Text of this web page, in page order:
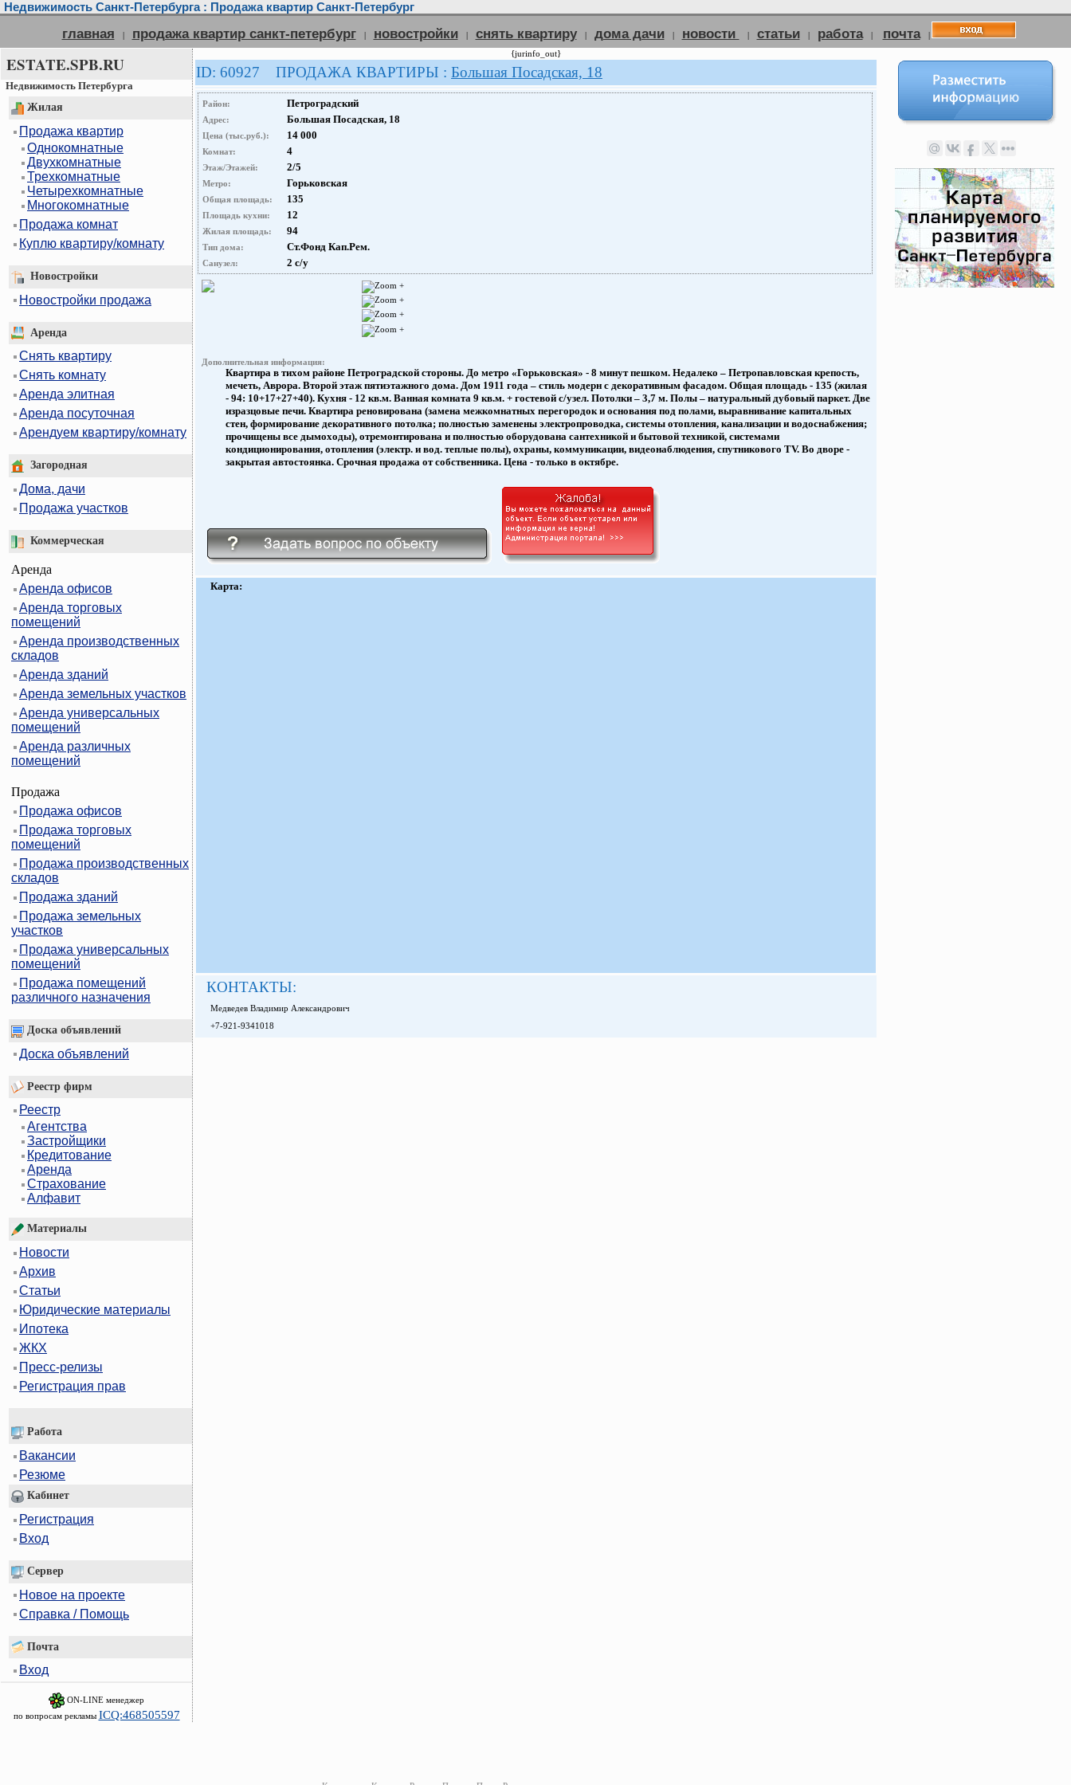
Недвижимость Санкт-Петербурга : Продажа квартир Санкт-Петербург
главная | продажа квартир санкт-петербург | новостройки | снять квартиру | дома дачи | новости | статьи | работа | почта |
ESTATE.SPB.RU
Недвижимость Петербурга
Жилая
Продажа квартир
Однокомнатные
Двухкомнатные
Трехкомнатные
Четырехкомнатные
Многокомнатные
Продажа комнат
Куплю квартиру/комнату
Новостройки
Новостройки продажа
Аренда
Снять квартиру
Снять комнату
Аренда элитная
Аренда посуточная
Арендуем квартиру/комнату
Загородная
Дома, дачи
Продажа участков
Коммерческая
Аренда
Аренда офисов
Аренда торговых
помещений
Аренда производственных
складов
Аренда зданий
Аренда земельных участков
Аренда универсальных
помещений
Аренда различных
помещений
Продажа
Продажа офисов
Продажа торговых
помещений
Продажа производственных
складов
Продажа зданий
Продажа земельных
участков
Продажа универсальных
помещений
Продажа помещений
различного назначения
Доска объявлений
Доска объявлений
Реестр фирм
Реестр
Агентства
Застройщики
Кредитование
Аренда
Страхование
Алфавит
Материалы
Новости
Архив
Статьи
Юридические материалы
Ипотека
ЖКХ
Пресс-релизы
Регистрация прав
Работа
Вакансии
Резюме
Кабинет
Регистрация
Вход
Сервер
Новое на проекте
Справка / Помощь
Почта
Вход
ON-LINE менеджер
по вопросам рекламы ICQ:468505597
{jurinfo_out}
ID: 60927 ПРОДАЖА КВАРТИРЫ : Большая Посадская, 18
Район: Петроградский
Адрес: Большая Посадская, 18
Цена (тыс.руб.): 14 000
Комнат: 4
Этаж/Этажей: 2/5
Метро: Горьковская
Общая площадь: 135
Площадь кухни: 12
Жилая площадь: 94
Тип дома: Ст.Фонд Кап.Рем.
Санузел: 2 с/у
Дополнительная информация:
Квартира в тихом районе Петроградской стороны. До метро «Горьковская» - 8 минут пешком. Недалеко – Петропавловская крепость,
мечеть, Аврора. Второй этаж пятиэтажного дома. Дом 1911 года – стиль модерн с декоративным фасадом. Общая площадь - 135 (жилая
- 94: 10+17+27+40). Кухня - 12 кв.м. Ванная комната 9 кв.м. + гостевой с/узел. Потолки – 3,7 м. Полы – натуральный дубовый паркет. Две
изразцовые печи. Квартира реновирована (замена межкомнатных перегородок и основания под полами, выравнивание капитальных
стен, формирование декоративного потолка; полностью заменены электропроводка, системы отопления, канализации и водоснабжения;
прочищены все дымоходы), отремонтирована и полностью оборудована сантехникой и бытовой техникой, системами
кондиционирования, отопления (электр. и вод. теплые полы), охраны, коммуникации, видеонаблюдения, спутникового TV. Во дворе -
закрытая автостоянка. Срочная продажа от собственника. Цена - только в октябре.
Карта:
КОНТАКТЫ:
Медведев Владимир Александрович
+7-921-9341018